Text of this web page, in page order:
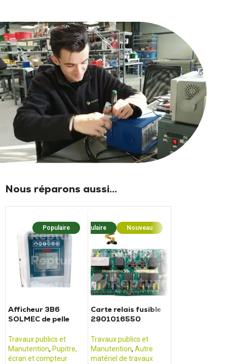
Nous réparons aussi...
Populaire
Afficheur 3B6
SOLMEC de pelle
Travaux publics et
Manutention, Pupitre,
écran et compteur
Populaire Nouveau
Carte relais fusible
2901016550
HA20RTJ
Travaux publics et
Manutention, Autre
matériel de travaux
Populaire